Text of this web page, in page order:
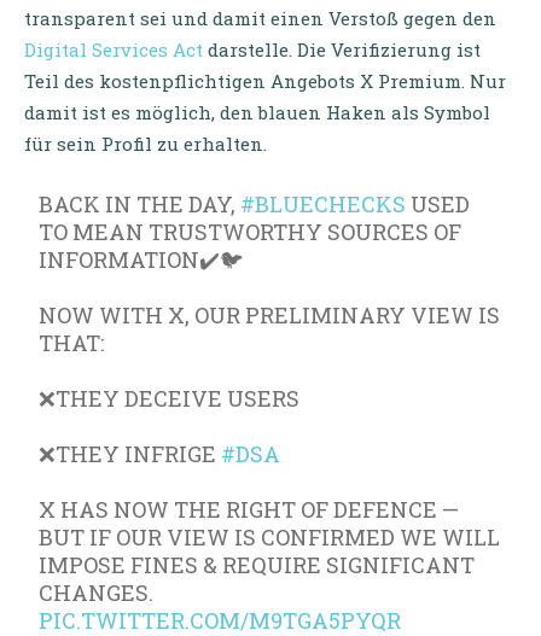
transparent sei und damit einen Verstoß gegen den
Digital Services Act darstelle. Die Verifizierung ist
Teil des kostenpflichtigen Angebots X Premium. Nur
damit ist es möglich, den blauen Haken als Symbol
für sein Profil zu erhalten.
BACK IN THE DAY, #BLUECHECKS USED
TO MEAN TRUSTWORTHY SOURCES OF
INFORMATION✔️🐦
NOW WITH X, OUR PRELIMINARY VIEW IS
THAT:
❌THEY DECEIVE USERS
❌THEY INFRIGE #DSA
X HAS NOW THE RIGHT OF DEFENCE —
BUT IF OUR VIEW IS CONFIRMED WE WILL
IMPOSE FINES & REQUIRE SIGNIFICANT
CHANGES.
PIC.TWITTER.COM/M9TGA5PYQR